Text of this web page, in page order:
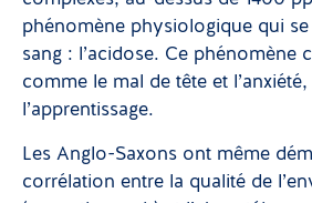
phénomène physiologique qui se
sang : l’acidose. Ce phénomène
comme le mal de tête et
l’apprentissage.
Les Anglo-Saxons ont même
corrélation entre la qualité de